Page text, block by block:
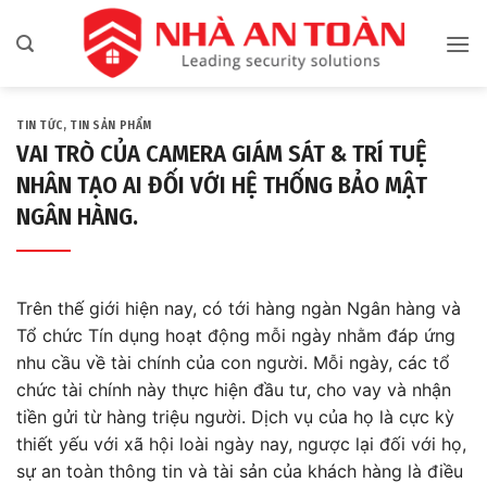
qua
TIN TỨC, TIN SẢN PHẨM
VAI TRÒ CỦA CAMERA GIÁM SÁT & TRÍ TUỆ
NHÂN TẠO AI ĐỐI VỚI HỆ THỐNG BẢO MẬT
NGÂN HÀNG.
Trên thế giới hiện nay, có tới hàng ngàn Ngân hàng và
Tổ chức Tín dụng hoạt động mỗi ngày nhằm đáp ứng
nhu cầu về tài chính của con người. Mỗi ngày, các tổ
chức tài chính này thực hiện đầu tư, cho vay và nhận
tiền gửi từ hàng triệu người. Dịch vụ của họ là cực kỳ
thiết yếu với xã hội loài ngày nay, ngược lại đối với họ,
sự an toàn thông tin và tài sản của khách hàng là điều